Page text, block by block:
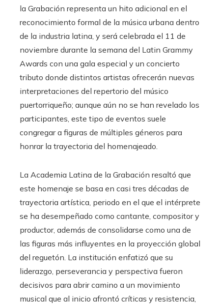
la Grabación representa un hito adicional en el
reconocimiento formal de la música urbana dentro
de la industria latina, y será celebrada el 11 de
noviembre durante la semana del Latin Grammy
Awards con una gala especial y un concierto
tributo donde distintos artistas ofrecerán nuevas
interpretaciones del repertorio del músico
puertorriqueño; aunque aún no se han revelado los
participantes, este tipo de eventos suele
congregar a figuras de múltiples géneros para
honrar la trayectoria del homenajeado.
La Academia Latina de la Grabación resaltó que
este homenaje se basa en casi tres décadas de
trayectoria artística, periodo en el que el intérprete
se ha desempeñado como cantante, compositor y
productor, además de consolidarse como una de
las figuras más influyentes en la proyección global
del reguetón. La institución enfatizó que su
liderazgo, perseverancia y perspectiva fueron
decisivos para abrir camino a un movimiento
musical que al inicio afrontó críticas y resistencia,